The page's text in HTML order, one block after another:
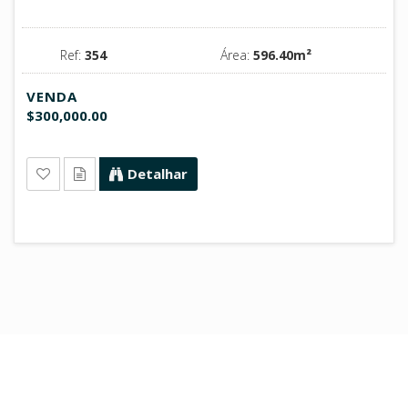
Ref: 354 Área: 596.40m²
VENDA
$300,000.00
Detalhar